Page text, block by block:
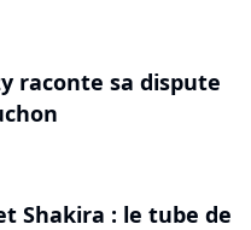
raconte sa dispute
Shakira : le tube de